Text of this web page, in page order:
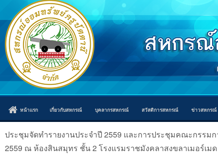
หน้าแรก เกี่ยวกับสหกรณ์ บุคลากรสหกรณ์ สวัสดิการสหกรณ์ ข่าวสหกรณ์
ประชุมจัดทำรายงานประจำปี 2559 และการประชุมคณะกรร
2559 ณ ห้องสินสมุทร ชั้น 2 โรงแรมราชมังคลาสงขลาเมอร์เมด